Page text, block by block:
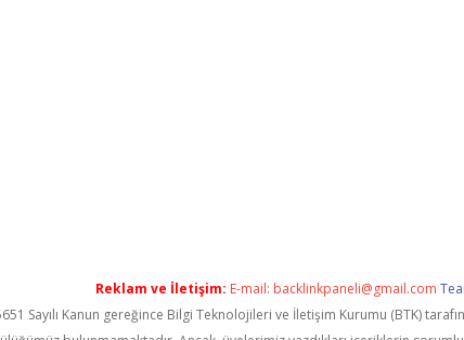
Reklam ve İletişim: E-mail: backlinkpaneli@gmail.com
Sayılı Kanun gereğince Bilgi Teknolojileri ve İletişim Kurumu (BTK)